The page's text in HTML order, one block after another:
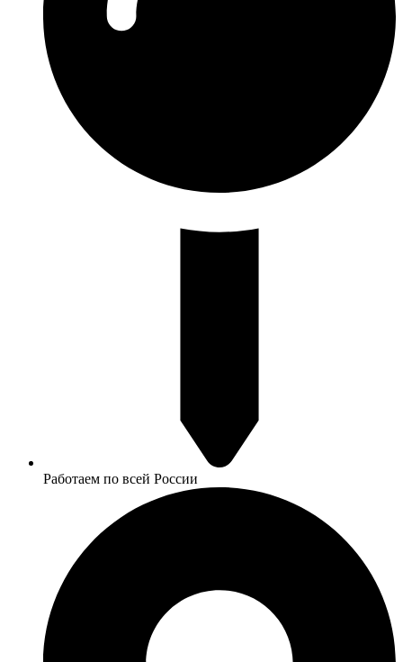
Работаем по всей России